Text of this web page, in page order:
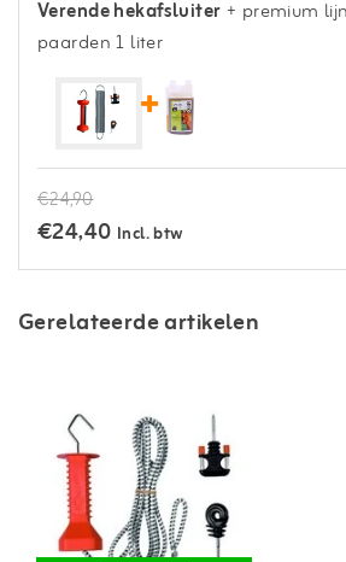
Verende hekafsluiter+ premium
paarden 1 liter
€24,90
€24,40 Incl. btw
Gerelateerde artikelen